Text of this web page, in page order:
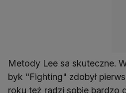
Metody Lee sa skuteczne.
byk "Fighting" zdobył
roku też radzi sobie bardzo